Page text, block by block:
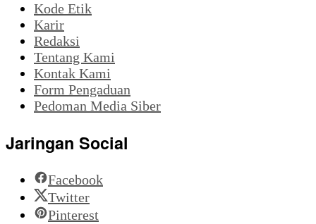
Kode Etik
Karir
Redaksi
Tentang Kami
Kontak Kami
Form Pengaduan
Pedoman Media Siber
Jaringan Social
Facebook
Twitter
Pinterest